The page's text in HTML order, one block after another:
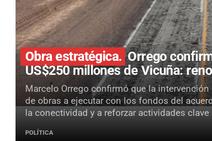
Obra estratégica.Orrego
US$250 millones de Vicuña:
Marcelo Orrego confirmó que la
de obras a ejecutar con los fondos del
la conectividad y a reforzar actividades
POLÍTICA